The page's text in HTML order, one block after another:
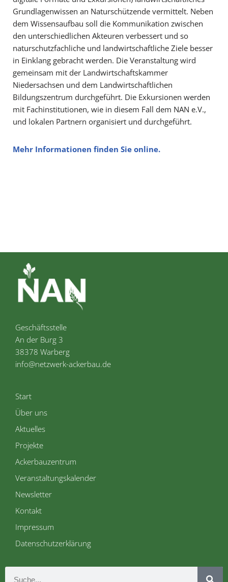
Grundlagenwissen an Naturschützende vermittelt. Neben
dem Wissensaufbau soll die Kommunikation zwischen
den unterschiedlichen Akteuren verbessert und so
naturschutzfachliche und landwirtschaftliche Ziele besser
in Einklang gebracht werden. Die Veranstaltung wird
gemeinsam mit der Landwirtschaftskammer
Niedersachsen und dem Landwirtschaftlichen
Bildungszentrum durchgeführt. Die Exkursionen werden
mit Fachinstitutionen, wie in diesem Fall dem NAN e.V.,
und lokalen Partnern organisiert und durchgeführt.
Mehr Informationen finden Sie online.
Geschäftsstelle
An der Burg 3
38378 Warberg
info@netzwerk-ackerbau.de
Start
Über uns
Aktuelles
Projekte
Ackerbauzentrum
Veranstaltungskalender
Newsletter
Kontakt
Impressum
Datenschutzerklärung